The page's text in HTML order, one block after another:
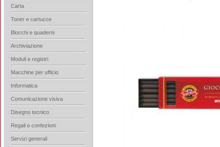
Carta
Toner e cartucce
Blocchi e quaderni
Archiviazione
Moduli e registri
Macchine per ufficio
Informatica
Comunicazione visiva
Disegno tecnico
Regali e confezioni
Servizi generali